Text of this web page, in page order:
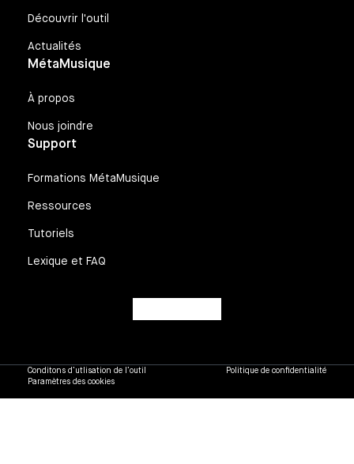
Découvrir l'outil
Actualités
MétaMusique
À propos
Nous joindre
Support
Formations MétaMusique
Ressources
Tutoriels
Lexique et FAQ
Conditons d’utlisation de l’outil
Politique de confidentialité
Paramètres des cookies